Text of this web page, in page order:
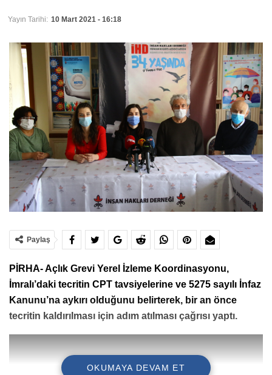
Yayın Tarihi: 10 Mart 2021 - 16:18
Paylaş
PİRHA- Açlık Grevi Yerel İzleme Koordinasyonu,
İmralı’daki tecritin CPT tavsiyelerine ve 5275 sayılı İnfaz
Kanunu’na aykırı olduğunu belirterek, bir an önce
tecritin kaldırılması için adım atılması çağrısı yaptı.
OKUMAYA DEVAM ET